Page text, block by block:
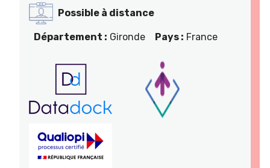
Possible à distance
Département : Gironde Pays : France